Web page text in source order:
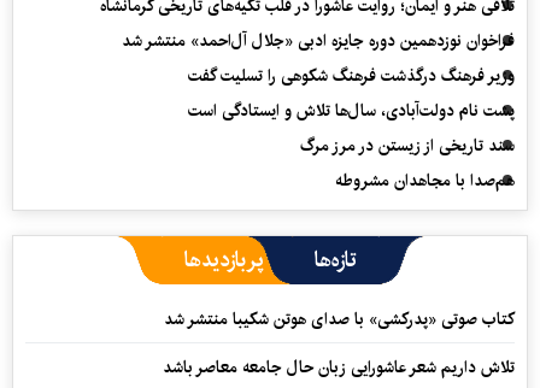
تلاقی هنر و ایمان؛ روایت عاشورا در قلب تکیه‌های تاریخی کرمانشاه
فراخوان نوزدهمین دوره جایزه ادبی «جلال آل‌احمد» منتشر شد
وزیر فرهنگ درگذشت فرهنگ شکوهی را تسلیت گفت
پشت نام دولت‌آبادی، سال‌ها تلاش و ایستادگی است
سند تاریخی از زیستن در مرز مرگ
هم‌صدا با مجاهدان مشروطه
تازه‌ها پربازدیدها
کتاب صوتی «پدرکشی» با صدای هوتن شکیبا منتشر شد
تلاش داریم شعر عاشورایی زبان حال جامعه معاصر باشد